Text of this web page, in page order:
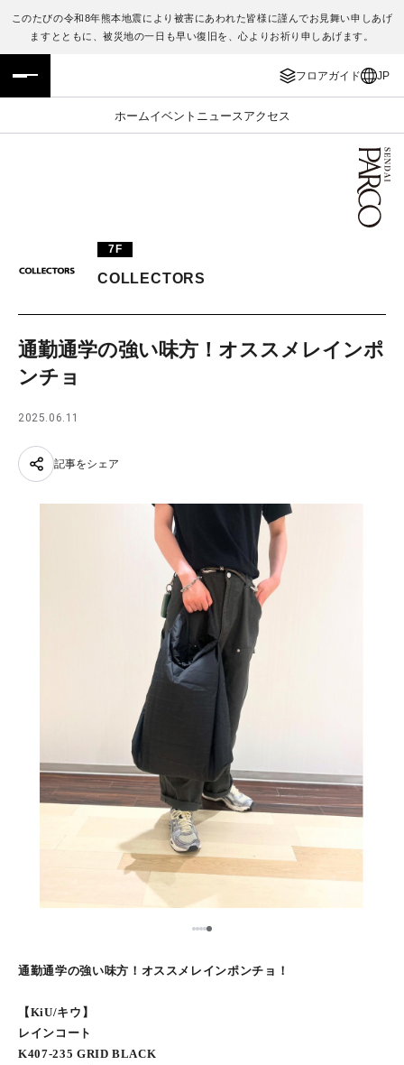
このたびの令和8年熊本地震により被害にあわれた皆様に謹んでお見舞い申しあげ
ますとともに、被災地の一日も早い復旧を、心よりお祈り申しあげます。
フロアガイド JP
ホームイベント ニュース アクセス
フロアガイド
施設案内・アクセス
TAX FREE
JP
ENGLISH
繁体字
日本語
7F
COLLECTORS
通勤通学の強い味方！オススメレインポ
ンチョ
2025.06.11
記事をシェア
1234
通勤通学の強い味方！オススメレインポンチョ！
【KiU/キウ】
レインコート
K407-235 GRID BLACK